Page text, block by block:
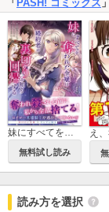
「 PASH! コミックス
妹にすべてを奪われた令嬢は婚約者の裏切りを知り回帰する（コミック）
無料試し読み
読み方を選択